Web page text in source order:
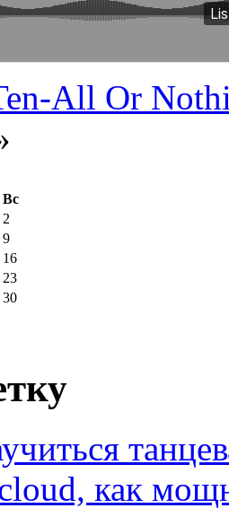
All Or
Вс
2
9
16
23
30
как